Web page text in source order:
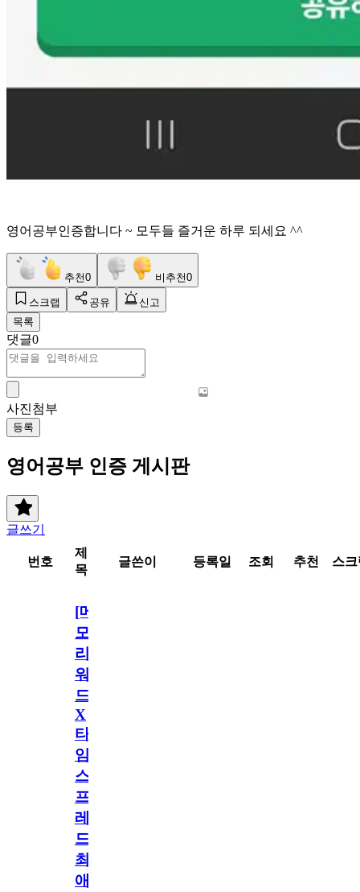
영어공부인증합니다 ~ 모두들 즐거운 하루 되세요 ^^
추천0 비추천0
스크랩 공유
신고
목록
댓글0
사진첨부
등록
영어공부 인증 게시판
글쓰기
번호
제
목
글쓴이 등록일 조회 추천 스
[메
모
리
워
드
X
타
임
스
프
레
드]
최
애